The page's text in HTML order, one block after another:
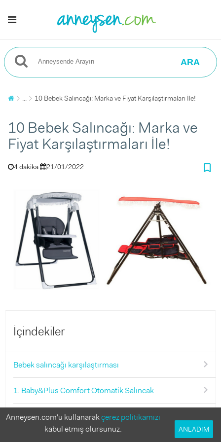
ARA
... 10 Bebek Salıncağı: Marka ve Fiyat Karşılaştırmaları İle!
10 Bebek Salıncağı: Marka ve
Fiyat Karşılaştırmaları İle!
4 dakika 21/01/2022 bookmark_border
İçindekiler
Bebek salıncağı karşılaştırması
1. Baby&Plus Comfort Otomatik Salıncak
2. Beneto Bt-850 Leone Bebek Salıncağı
Anneysen.com'u kullanarakçerez politikamızı
kabul etmiş olursunuz.
ANLADIM